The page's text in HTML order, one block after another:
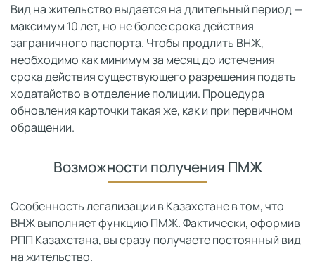
Вид на жительство выдается на длительный период —
максимум 10 лет, но не более срока действия
заграничного паспорта. Чтобы продлить ВНЖ,
необходимо как минимум за месяц до истечения
срока действия существующего разрешения подать
ходатайство в отделение полиции. Процедура
обновления карточки такая же, как и при первичном
обращении.
Возможности получения ПМЖ
Особенность легализации в Казахстане в том, что
ВНЖ выполняет функцию ПМЖ. Фактически, оформив
РПП Казахстана, вы сразу получаете постоянный вид
на жительство.